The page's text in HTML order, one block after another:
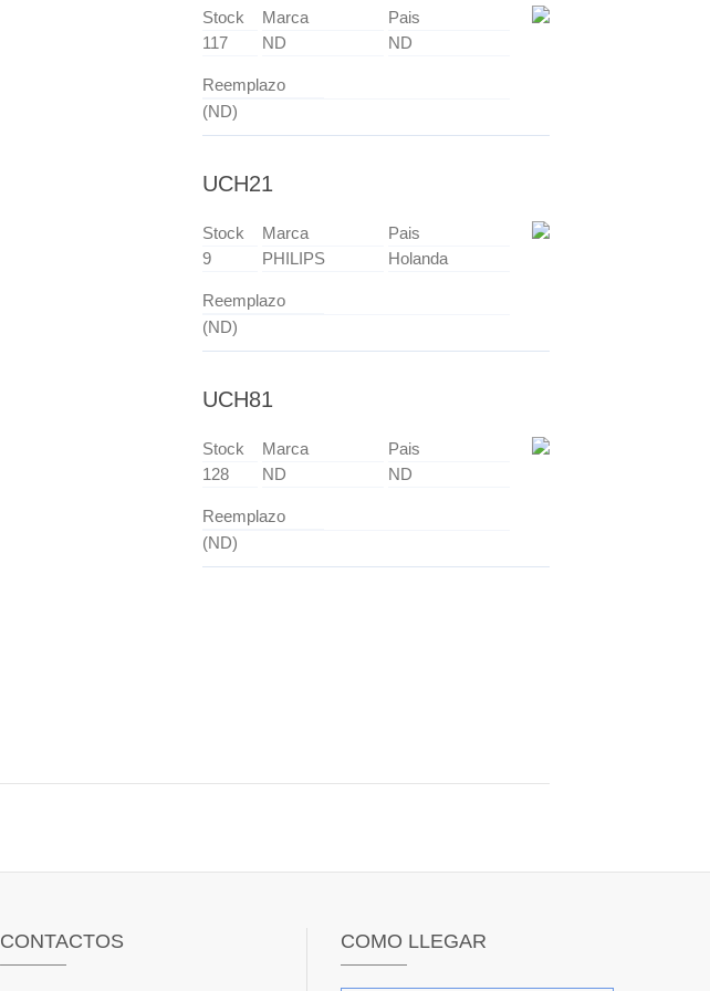
Stock Marca
Pais
117
ND ND
Reemplazo
(ND)
UCH21
Stock Marca
Pais
9
PHILIPS Holanda
Reemplazo
(ND)
UCH81
Stock Marca
Pais
128
ND ND
Reemplazo
(ND)
CONTACTOS COMO LLEGAR